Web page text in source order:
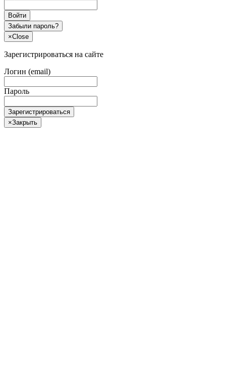
Войти
Забыли пароль?
×Close
Зарегистрироваться на сайте
Логин (email)
Пароль
Зарегистрироваться
×Закрыть